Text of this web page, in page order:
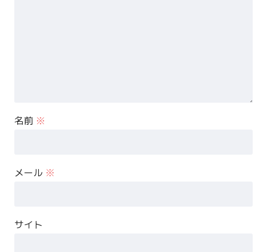
名前 ※
メール ※
サイト